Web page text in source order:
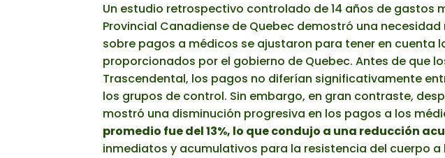
Un estudio retrospectivo controlado de 14 años de gastos
Provincial Canadiense de Quebec demostró una
sobre pagos a médicos se ajustaron para tener en
proporcionados por el gobierno de Quebec. Antes de que
Trascendental, los pagos no diferían significativamente
los grupos de control. Sin embargo, en gran contraste,
mostró una disminución progresiva en los pagos a los
promedio fue del 13%, lo que condujo a una reducción
inmediatos y acumulativos para la resistencia del cuerpo